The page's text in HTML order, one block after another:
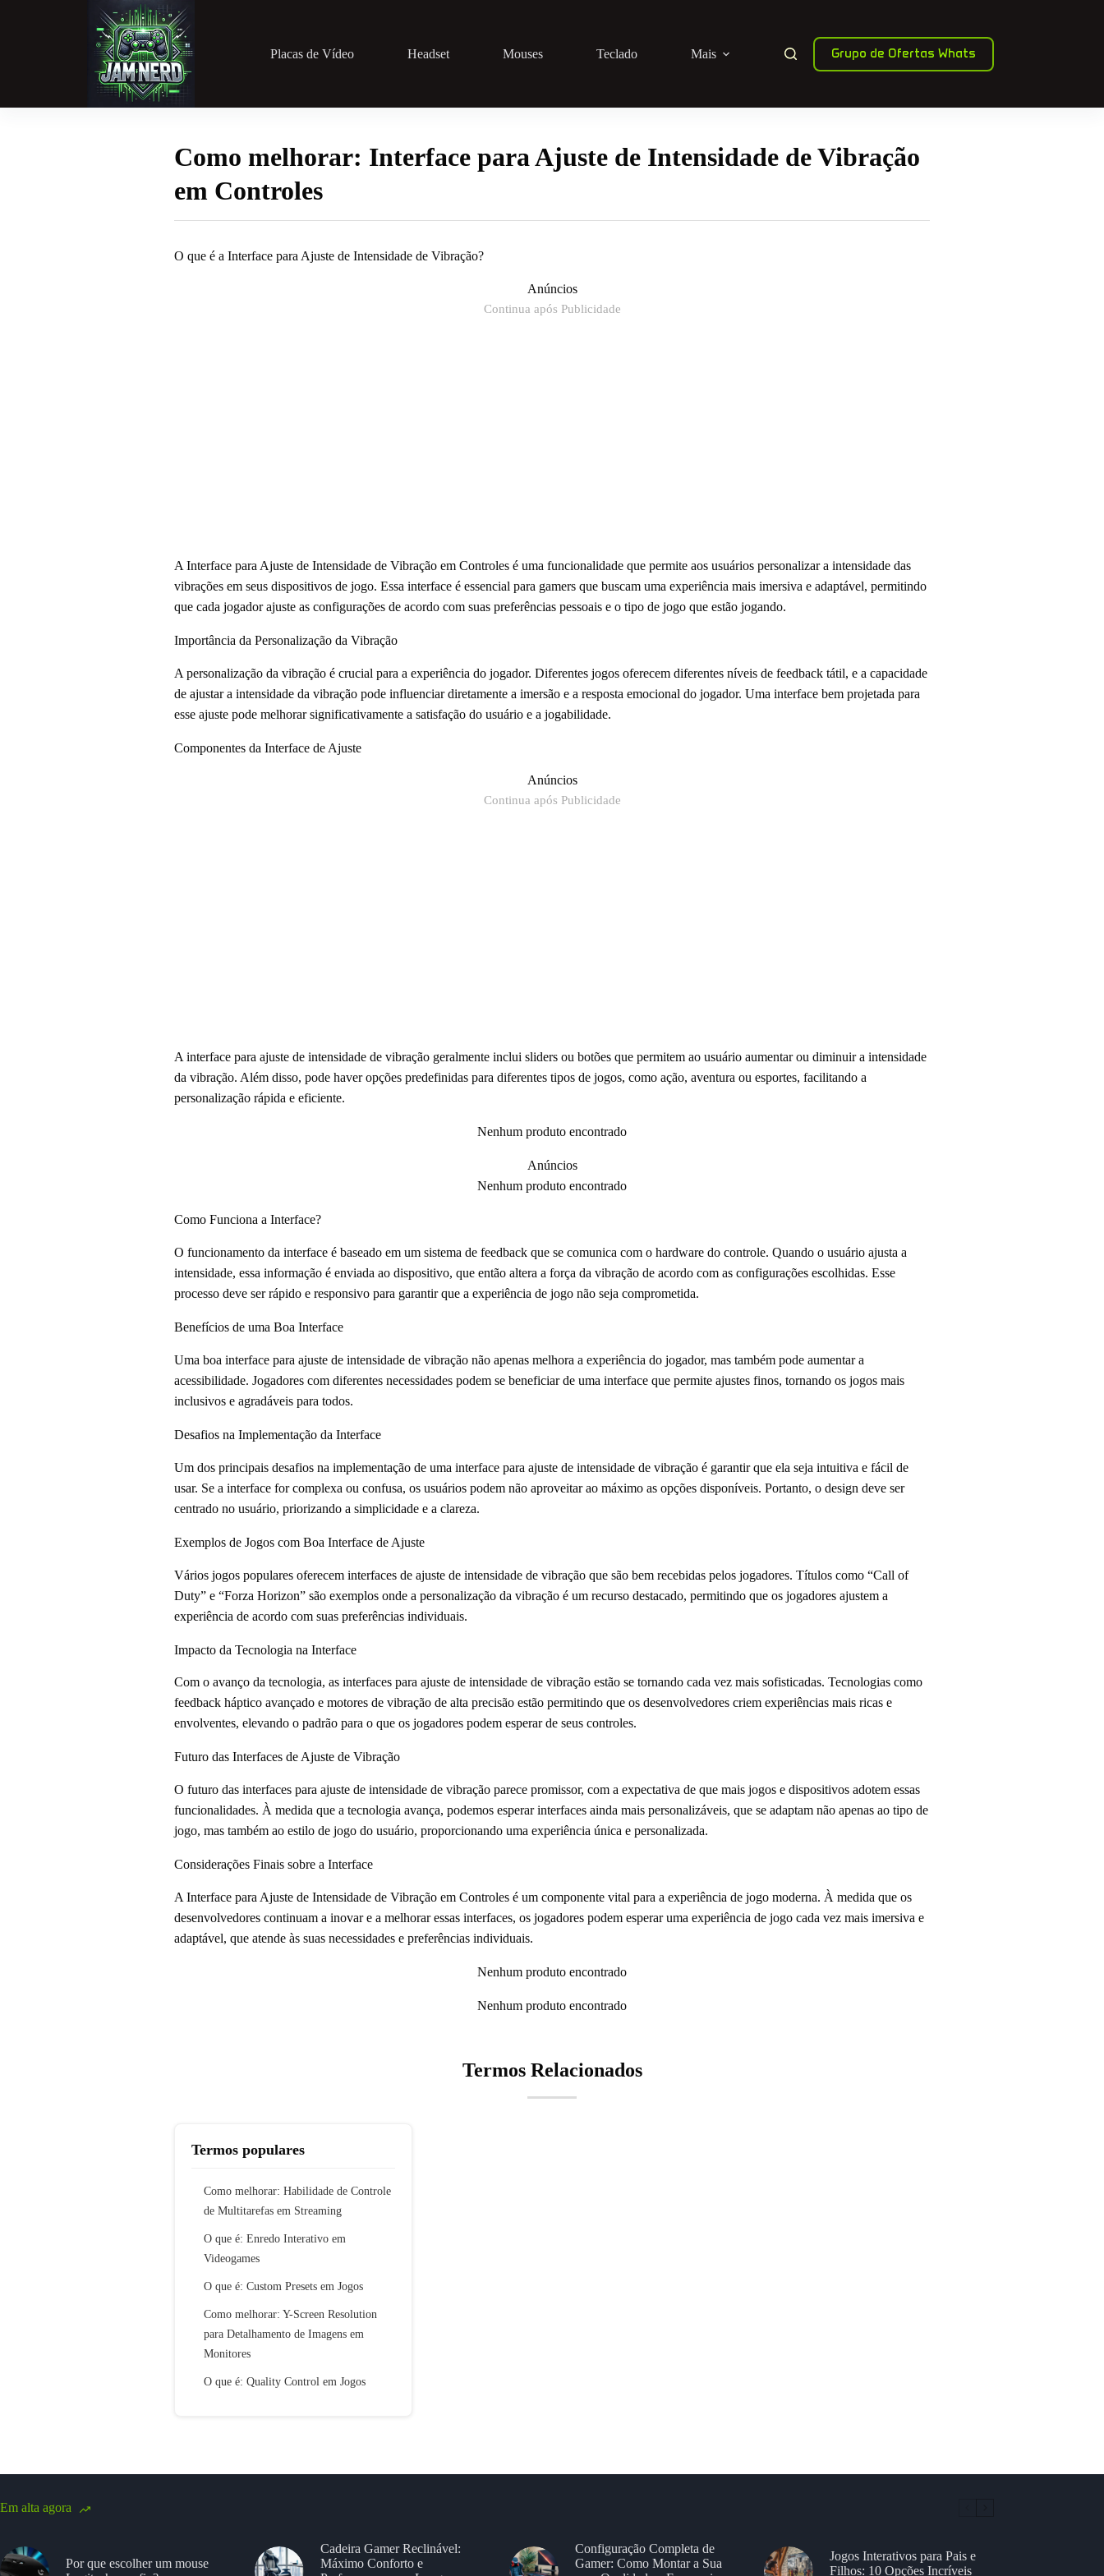
Placas de Vídeo Headset Mouses Teclado Mais Grupo de Ofertas Whats
Como melhorar: Interface para Ajuste de Intensidade de Vibração
em Controles
O que é a Interface para Ajuste de Intensidade de Vibração?
Anúncios
Continua após Publicidade
A Interface para Ajuste de Intensidade de Vibração em Controles é uma funcionalidade que permite aos usuários personalizar a intensidade das
vibrações em seus dispositivos de jogo. Essa interface é essencial para gamers que buscam uma experiência mais imersiva e adaptável, permitindo
que cada jogador ajuste as configurações de acordo com suas preferências pessoais e o tipo de jogo que estão jogando.
Importância da Personalização da Vibração
A personalização da vibração é crucial para a experiência do jogador. Diferentes jogos oferecem diferentes níveis de feedback tátil, e a capacidade
de ajustar a intensidade da vibração pode influenciar diretamente a imersão e a resposta emocional do jogador. Uma interface bem projetada para
esse ajuste pode melhorar significativamente a satisfação do usuário e a jogabilidade.
Componentes da Interface de Ajuste
Anúncios
Continua após Publicidade
A interface para ajuste de intensidade de vibração geralmente inclui sliders ou botões que permitem ao usuário aumentar ou diminuir a intensidade
da vibração. Além disso, pode haver opções predefinidas para diferentes tipos de jogos, como ação, aventura ou esportes, facilitando a
personalização rápida e eficiente.
Nenhum produto encontrado
Anúncios
Nenhum produto encontrado
Como Funciona a Interface?
O funcionamento da interface é baseado em um sistema de feedback que se comunica com o hardware do controle. Quando o usuário ajusta a
intensidade, essa informação é enviada ao dispositivo, que então altera a força da vibração de acordo com as configurações escolhidas. Esse
processo deve ser rápido e responsivo para garantir que a experiência de jogo não seja comprometida.
Benefícios de uma Boa Interface
Uma boa interface para ajuste de intensidade de vibração não apenas melhora a experiência do jogador, mas também pode aumentar a
acessibilidade. Jogadores com diferentes necessidades podem se beneficiar de uma interface que permite ajustes finos, tornando os jogos mais
inclusivos e agradáveis para todos.
Desafios na Implementação da Interface
Um dos principais desafios na implementação de uma interface para ajuste de intensidade de vibração é garantir que ela seja intuitiva e fácil de
usar. Se a interface for complexa ou confusa, os usuários podem não aproveitar ao máximo as opções disponíveis. Portanto, o design deve ser
centrado no usuário, priorizando a simplicidade e a clareza.
Exemplos de Jogos com Boa Interface de Ajuste
Vários jogos populares oferecem interfaces de ajuste de intensidade de vibração que são bem recebidas pelos jogadores. Títulos como “Call of
Duty” e “Forza Horizon” são exemplos onde a personalização da vibração é um recurso destacado, permitindo que os jogadores ajustem a
experiência de acordo com suas preferências individuais.
Impacto da Tecnologia na Interface
Com o avanço da tecnologia, as interfaces para ajuste de intensidade de vibração estão se tornando cada vez mais sofisticadas. Tecnologias como
feedback háptico avançado e motores de vibração de alta precisão estão permitindo que os desenvolvedores criem experiências mais ricas e
envolventes, elevando o padrão para o que os jogadores podem esperar de seus controles.
Futuro das Interfaces de Ajuste de Vibração
O futuro das interfaces para ajuste de intensidade de vibração parece promissor, com a expectativa de que mais jogos e dispositivos adotem essas
funcionalidades. À medida que a tecnologia avança, podemos esperar interfaces ainda mais personalizáveis, que se adaptam não apenas ao tipo de
jogo, mas também ao estilo de jogo do usuário, proporcionando uma experiência única e personalizada.
Considerações Finais sobre a Interface
A Interface para Ajuste de Intensidade de Vibração em Controles é um componente vital para a experiência de jogo moderna. À medida que os
desenvolvedores continuam a inovar e a melhorar essas interfaces, os jogadores podem esperar uma experiência de jogo cada vez mais imersiva e
adaptável, que atende às suas necessidades e preferências individuais.
Nenhum produto encontrado
Nenhum produto encontrado
Termos Relacionados
Termos populares
Como melhorar: Habilidade de Controle
de Multitarefas em Streaming
O que é: Enredo Interativo em
Videogames
O que é: Custom Presets em Jogos
Como melhorar: Y-Screen Resolution
para Detalhamento de Imagens em
Monitores
O que é: Quality Control em Jogos
Em alta agora
Por que escolher um mouse
Cadeira Gamer Reclinável:
Máximo Conforto e
Configuração Completa de
Gamer: Como Montar a Sua
Jogos Interativos para Pais e
Filhos: 10 Opções Incríveis